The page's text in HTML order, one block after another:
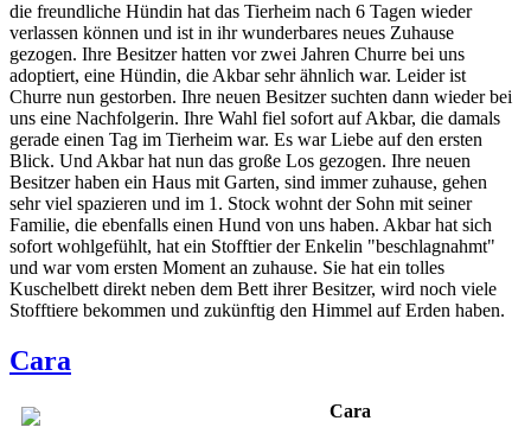
die freundliche Hündin hat das Tierheim nach 6 Tagen wieder
verlassen können und ist in ihr wunderbares neues Zuhause
gezogen. Ihre Besitzer hatten vor zwei Jahren Churre bei uns
adoptiert, eine Hündin, die Akbar sehr ähnlich war. Leider ist
Churre nun gestorben. Ihre neuen Besitzer suchten dann wieder bei
uns eine Nachfolgerin. Ihre Wahl fiel sofort auf Akbar, die damals
gerade einen Tag im Tierheim war. Es war Liebe auf den ersten
Blick. Und Akbar hat nun das große Los gezogen. Ihre neuen
Besitzer haben ein Haus mit Garten, sind immer zuhause, gehen
sehr viel spazieren und im 1. Stock wohnt der Sohn mit seiner
Familie, die ebenfalls einen Hund von uns haben. Akbar hat sich
sofort wohlgefühlt, hat ein Stofftier der Enkelin "beschlagnahmt"
und war vom ersten Moment an zuhause. Sie hat ein tolles
Kuschelbett direkt neben dem Bett ihrer Besitzer, wird noch viele
Stofftiere bekommen und zukünftig den Himmel auf Erden haben.
Cara
Cara